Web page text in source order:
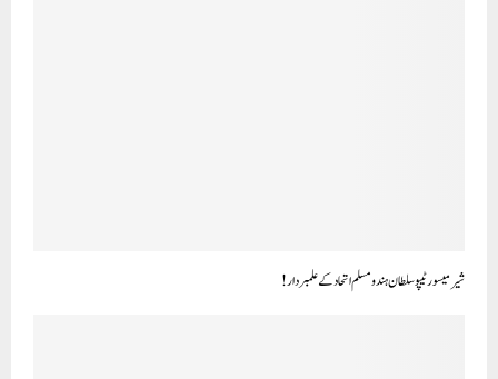
شیر میسور ٹیپو سلطان ہندو مسلم اتحاد کے علمبردار!